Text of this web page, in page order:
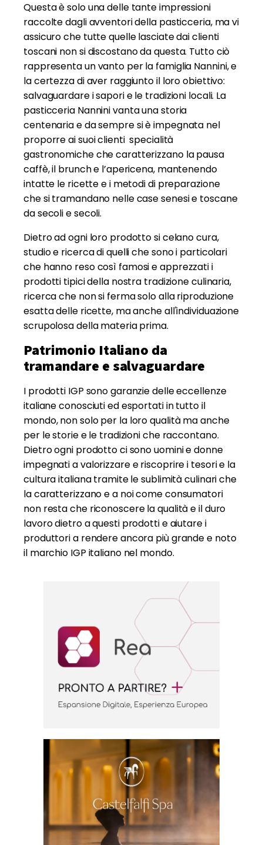
Questa è solo una delle tante impressioni
raccolte dagli avventori della pasticceria, ma vi
assicuro che tutte quelle lasciate dai clienti
toscani non si discostano da questa. Tutto ciò
rappresenta un vanto per la famiglia Nannini, e
la certezza di aver raggiunto il loro obiettivo:
salvaguardare i sapori e le tradizioni locali. La
pasticceria Nannini vanta una storia
centenaria e da sempre si è impegnata nel
proporre ai suoi clienti specialità
gastronomiche che caratterizzano la pausa
caffè, il brunch e l’apericena, mantenendo
intatte le ricette e i metodi di preparazione
che si tramandano nelle case senesi e toscane
da secoli e secoli.
Dietro ad ogni loro prodotto si celano cura,
studio e ricerca di quelli che sono i particolari
che hanno reso così famosi e apprezzati i
prodotti tipici della nostra tradizione culinaria,
ricerca che non si ferma solo alla riproduzione
esatta delle ricette, ma anche all'individuazione
scrupolosa della materia prima.
Patrimonio Italiano da
tramandare e salvaguardare
I prodotti IGP sono garanzie delle eccellenze
italiane conosciuti ed esportati in tutto il
mondo, non solo per la loro qualità ma anche
per le storie e le tradizioni che raccontano.
Dietro ogni prodotto ci sono uomini e donne
impegnati a valorizzare e riscoprire i tesori e la
cultura italiana tramite le sublimità culinari che
la caratterizzano e a noi come consumatori
non resta che riconoscere la qualità e il duro
lavoro dietro a questi prodotti e aiutare i
produttori a rendere ancora più grande e noto
il marchio IGP italiano nel mondo.